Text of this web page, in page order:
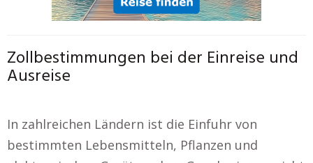
Zollbestimmungen bei der Einreise und
Ausreise
In zahlreichen Ländern ist die Einfuhr von
bestimmten Lebensmitteln, Pflanzen und